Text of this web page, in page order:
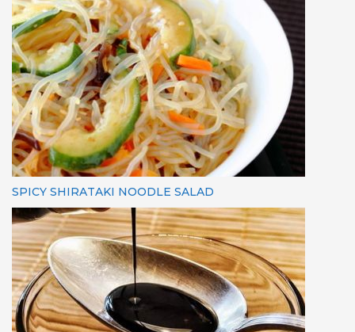
SPICY SHIRATAKI NOODLE SALAD